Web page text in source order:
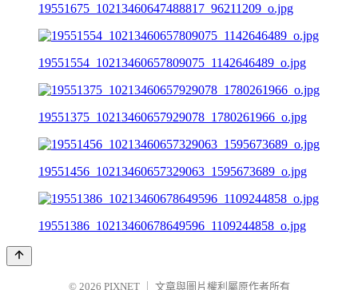
19551675_10213460647488817_96211209_o.jpg
19551554_10213460657809075_1142646489_o.jpg
19551375_10213460657929078_1780261966_o.jpg
19551456_10213460657329063_1595673689_o.jpg
19551386_10213460678649596_1109244858_o.jpg
© 2026 PIXNET 文章與圖片權利屬原作者所有